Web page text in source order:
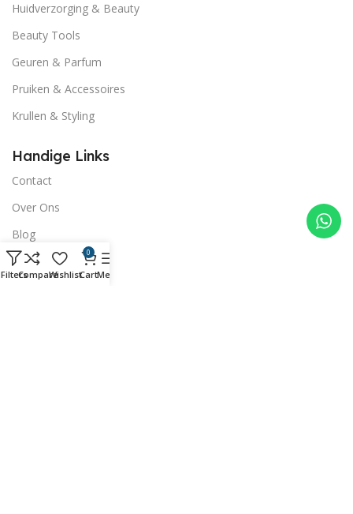
Huidverzorging & Beauty
Beauty Tools
Geuren & Parfum
Pruiken & Accessoires
Krullen & Styling
Handige Links
Contact
Over Ons
Blog
Privacybeleid
FiltersCompareWishlist
0
CartMenu